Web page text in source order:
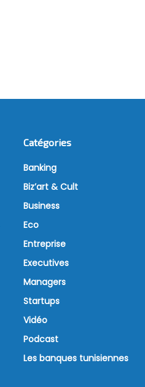
Catégories
Banking
Biz’art & Cult
Business
Eco
Entreprise
Executives
Managers
Startups
Vidéo
Podcast
Les banques tunisiennes